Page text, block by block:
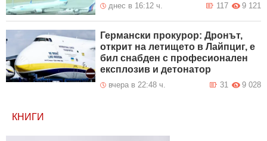
днес в 16:12 ч. 9 121
117
Германски прокурор: Дронът,
открит на летището в Лайпциг, е
бил снабден с професионален
експлозив и детонатор
вчера в 22:48 ч. 9 028
31
КНИГИ